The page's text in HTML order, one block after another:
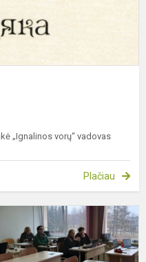
„Ignalinos vorų“ vadovas
Plačiau